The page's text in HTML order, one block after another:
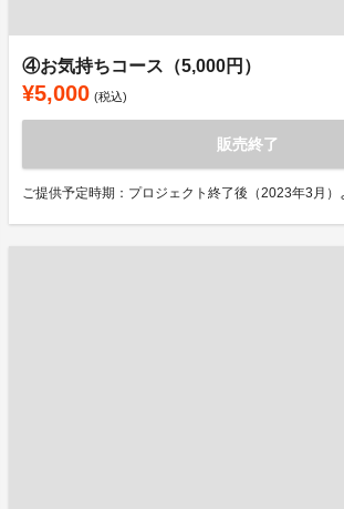
④お気持ちコース（5,000円）
¥5,000 (税込)
販売終了
ご提供予定時期：プロジェクト終了後（2023年3月）